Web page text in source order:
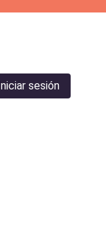
Iniciar sesión